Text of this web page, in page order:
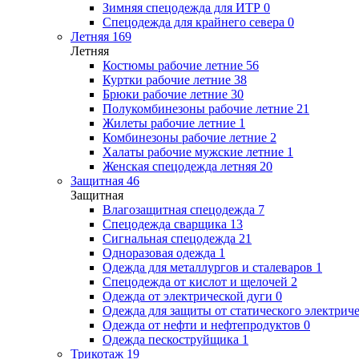
Зимняя спецодежда для ИТР 0
Спецодежда для крайнего севера 0
Летняя 169
Летняя
Костюмы рабочие летние 56
Куртки рабочие летние 38
Брюки рабочие летние 30
Полукомбинезоны рабочие летние 21
Жилеты рабочие летние 1
Комбинезоны рабочие летние 2
Халаты рабочие мужские летние 1
Женская спецодежда летняя 20
Защитная 46
Защитная
Влагозащитная спецодежда 7
Спецодежда сварщика 13
Сигнальная спецодежда 21
Одноразовая одежда 1
Одежда для металлургов и сталеваров 1
Спецодежда от кислот и щелочей 2
Одежда от электрической дуги 0
Одежда для защиты от статического
Одежда от нефти и нефтепродуктов 0
Одежда пескоструйщика 1
Трикотаж 19